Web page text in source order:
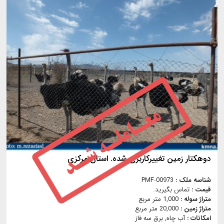
دوهکتار زمین تغییرکاربری شده. استان مركزي
شناسه ملک : PMF-00973
قیمت : تماس بگیرید.
متراژ سوله : 1,000 متر مربع
متراژ زمین : 20,000 متر مربع
امکانات :آب چاه, برق سه فاز